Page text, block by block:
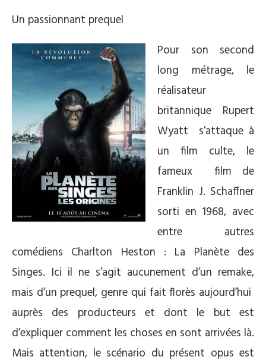
Un passionnant prequel
Pour son second
long métrage, le
réalisateur
britannique Rupert
Wyatt s’attaque à
un film culte, le
fameux film de
Franklin J. Schaffner
sorti en 1968, avec
entre autres
comédiens Charlton Heston : La Planète des
Singes. Ici il ne s’agit aucunement d’un remake,
mais d’un prequel, genre qui fait florès aujourd’hui
auprès des producteurs et dont le but est
d’expliquer comment les choses en sont arrivées là.
Mais attention, le scénario du présent opus est